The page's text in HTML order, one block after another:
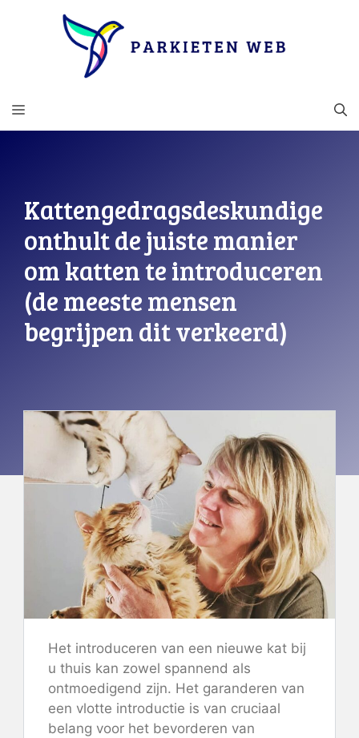
MENU
Kattengedragsdeskundige
onthult de juiste manier
om katten te introduceren
(de meeste mensen
begrijpen dit verkeerd)
Het introduceren van een nieuwe kat bij
u thuis kan zowel spannend als
ontmoedigend zijn. Het garanderen van
een vlotte introductie is van cruciaal
belang voor het bevorderen van